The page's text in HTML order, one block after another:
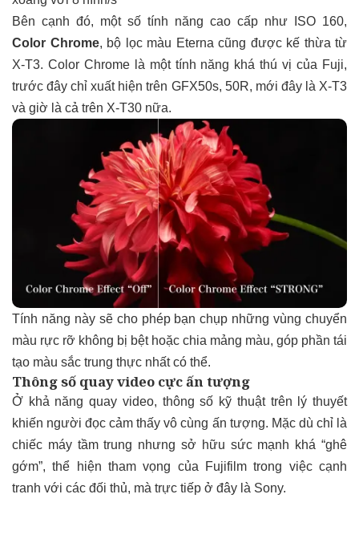
Bên cạnh đó, một số tính năng cao cấp như ISO 160,
Color Chrome, bộ lọc màu Eterna cũng được kế thừa từ
X-T3. Color Chrome là một tính năng khá thú vị của Fuji,
trước đây chỉ xuất hiện trên GFX50s, 50R, mới đây là X-T3
và giờ là cả trên X-T30 nữa.
Tính năng này sẽ cho phép bạn chụp những vùng chuyển
màu rực rỡ không bị bệt hoặc chia mảng màu, góp phần tái
tạo màu sắc trung thực nhất có thể.
Thông số quay video cực ấn tượng
Ở khả năng quay video, thông số kỹ thuật trên lý thuyết
khiến người đọc cảm thấy vô cùng ấn tượng. Mặc dù chỉ là
chiếc máy tầm trung nhưng sở hữu sức mạnh khá “ghê
gớm”, thể hiện tham vọng của Fujifilm trong việc cạnh
tranh với các đối thủ, mà trực tiếp ở đây là Sony.